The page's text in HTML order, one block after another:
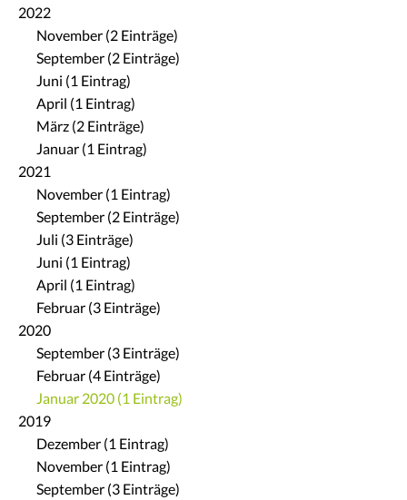
2022
November (2 Einträge)
September (2 Einträge)
Juni (1 Eintrag)
April (1 Eintrag)
März (2 Einträge)
Januar (1 Eintrag)
2021
November (1 Eintrag)
September (2 Einträge)
Juli (3 Einträge)
Juni (1 Eintrag)
April (1 Eintrag)
Februar (3 Einträge)
2020
September (3 Einträge)
Februar (4 Einträge)
Januar 2020 (1 Eintrag)
2019
Dezember (1 Eintrag)
November (1 Eintrag)
September (3 Einträge)